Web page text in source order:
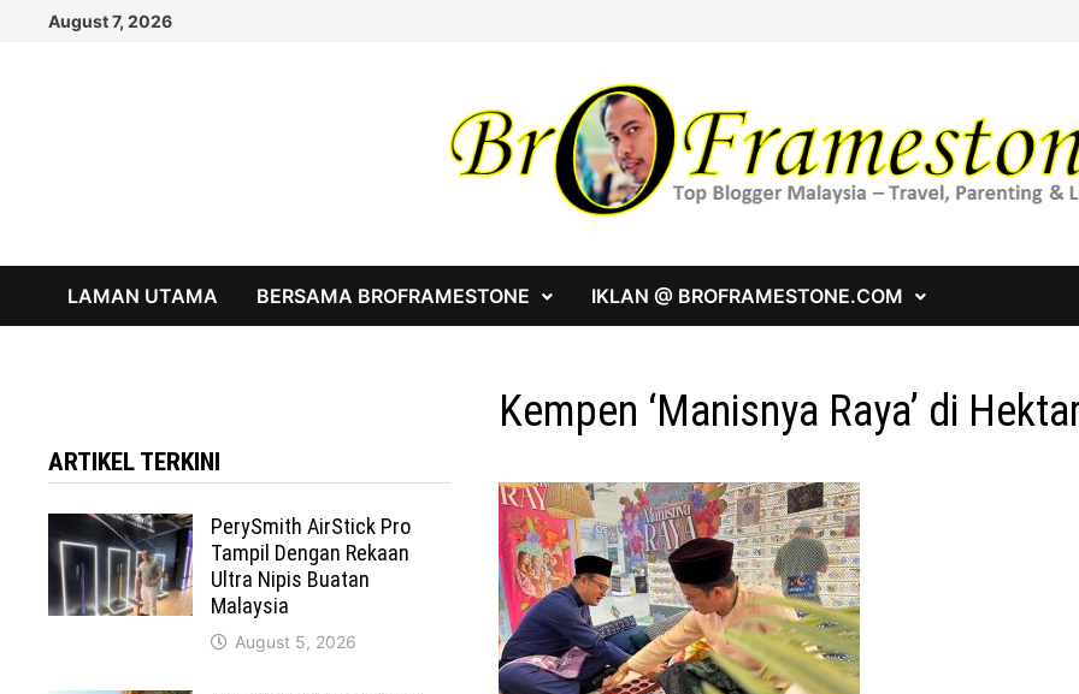
August 7, 2026
LAMAN UTAMA BERSAMA BROFRAMESTONE IKLAN @ BROFRAMESTONE.COM
Kempen ‘Manisnya Raya’ di
ARTIKEL TERKINI
PerySmith AirStick Pro
Tampil Dengan Rekaan
Ultra Nipis Buatan
Malaysia
August 5, 2026